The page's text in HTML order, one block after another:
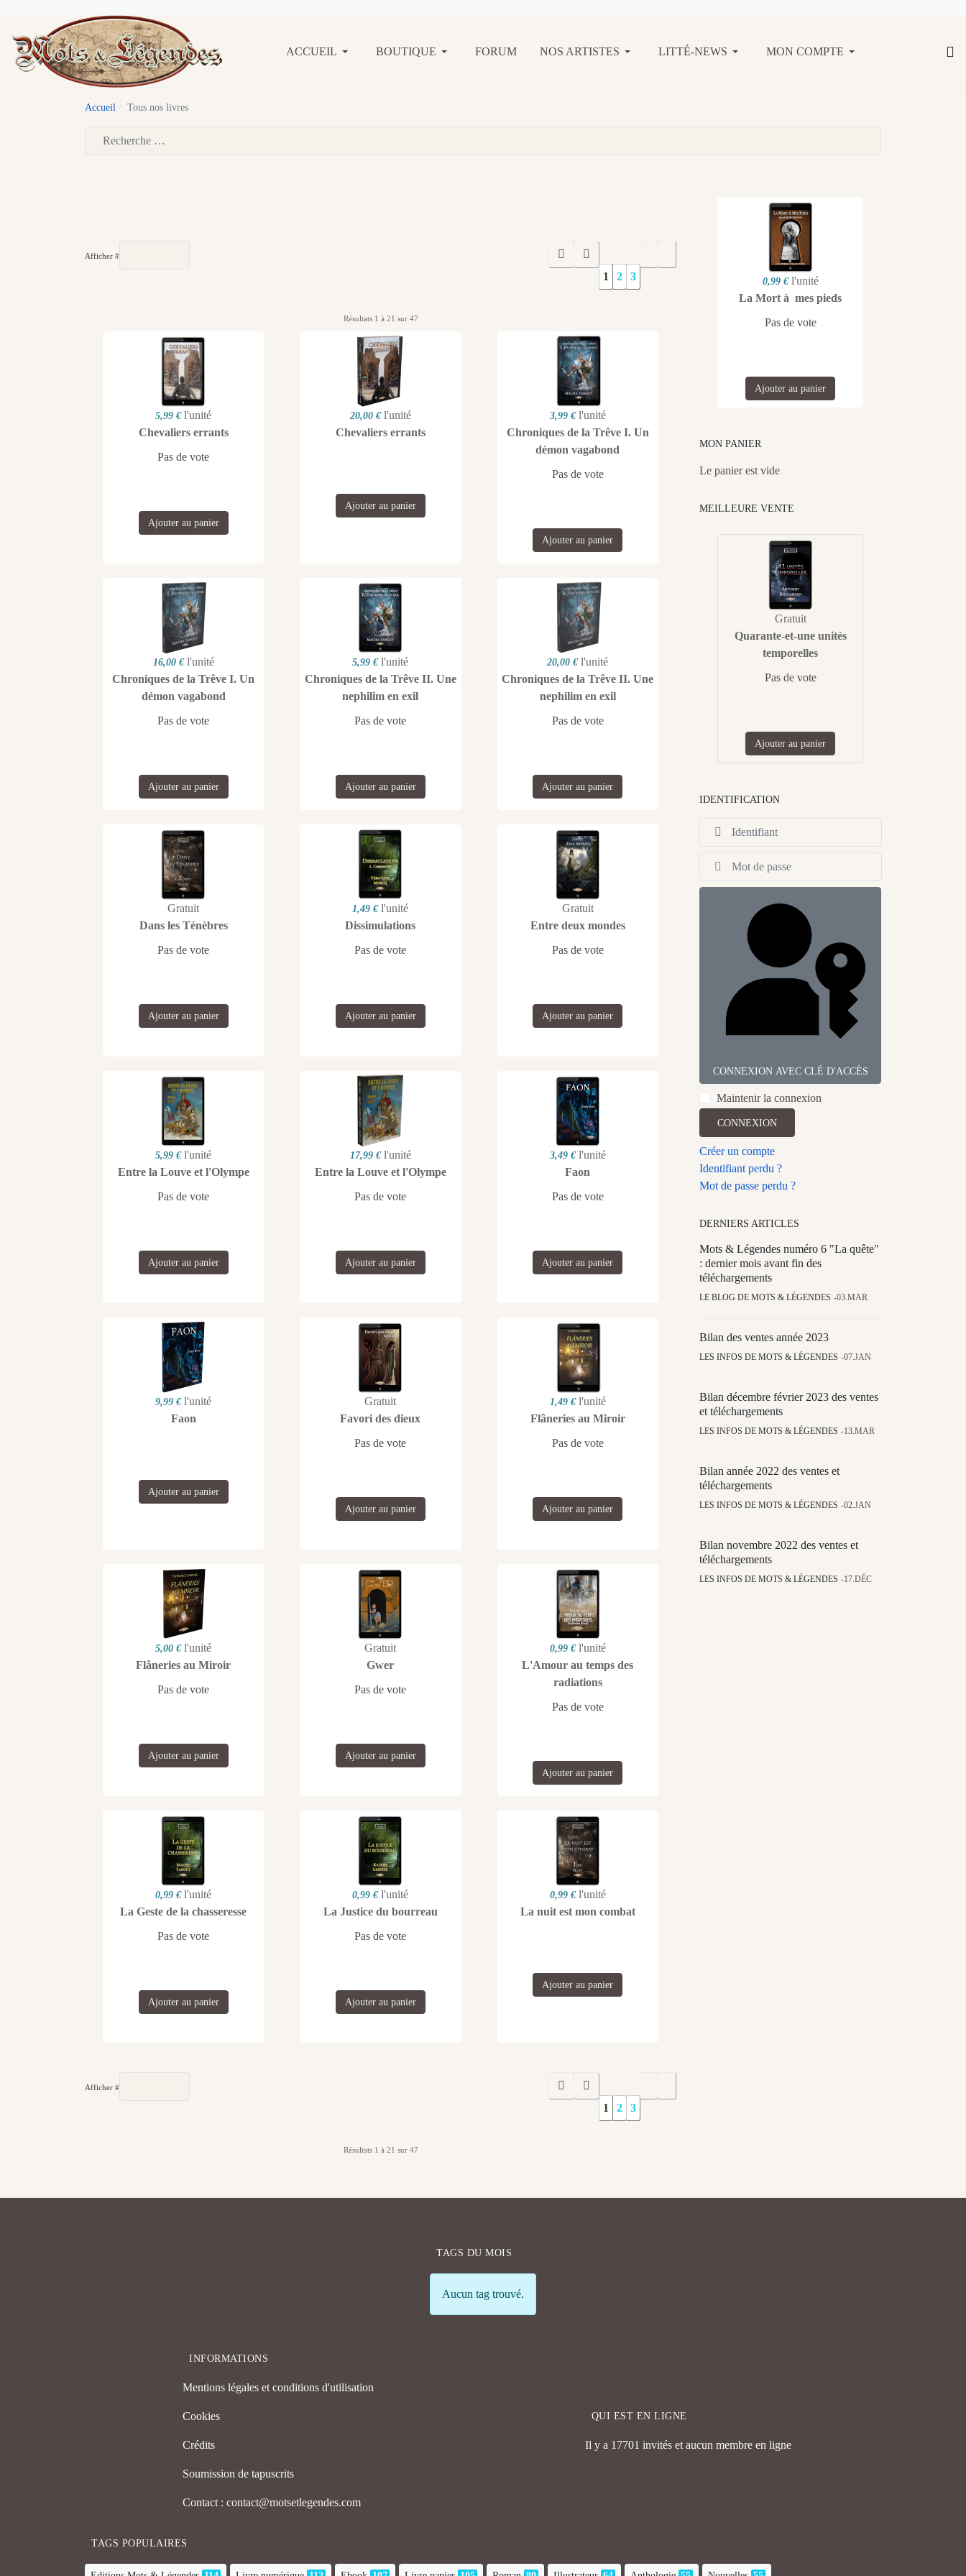
ACCUEIL BOUTIQUE FORUM NOS ARTISTES LITTÉ-NEWS MON COMPTE
Accueil Tous nos livres
Afficher #
1 2 3
Résultats 1 à 21 sur 47
5,99 € l'unité
Chevaliers errants
Pas de vote
Ajouter au panier
20,00 € l'unité
Chevaliers errants
Ajouter au panier
3,99 € l'unité
Chroniques de la Trêve I. Un
démon vagabond
Pas de vote
Ajouter au panier
16,00 € l'unité
Chroniques de la Trêve I. Un
démon vagabond
Pas de vote
Ajouter au panier
5,99 € l'unité
Chroniques de la Trêve II. Une
nephilim en exil
Pas de vote
Ajouter au panier
20,00 € l'unité
Chroniques de la Trêve II. Une
nephilim en exil
Pas de vote
Ajouter au panier
Gratuit
Dans les Ténèbres
Pas de vote
Ajouter au panier
1,49 € l'unité
Dissimulations
Pas de vote
Ajouter au panier
Gratuit
Entre deux mondes
Pas de vote
Ajouter au panier
5,99 € l'unité
Entre la Louve et l'Olympe
Pas de vote
Ajouter au panier
17,99 € l'unité
Entre la Louve et l'Olympe
Pas de vote
Ajouter au panier
3,49 € l'unité
Faon
Pas de vote
Ajouter au panier
9,99 € l'unité
Faon
Ajouter au panier
Gratuit
Favori des dieux
Pas de vote
Ajouter au panier
1,49 € l'unité
Flâneries au Miroir
Pas de vote
Ajouter au panier
5,00 € l'unité
Flâneries au Miroir
Pas de vote
Ajouter au panier
Gratuit
Gwer
Pas de vote
Ajouter au panier
0,99 € l'unité
L'Amour au temps des
radiations
Pas de vote
Ajouter au panier
0,99 € l'unité
La Geste de la chasseresse
Pas de vote
Ajouter au panier
0,99 € l'unité
La Justice du bourreau
Pas de vote
Ajouter au panier
0,99 € l'unité
La nuit est mon combat
Ajouter au panier
Afficher #
1 2 3
Résultats 1 à 21 sur 47
0,99 € l'unité
La Mort à mes pieds
Pas de vote
Ajouter au panier
MON PANIER
Le panier est vide
MEILLEURE VENTE
Gratuit
Quarante-et-une unités
temporelles
Pas de vote
Ajouter au panier
IDENTIFICATION
CONNEXION AVEC CLÉ D'ACCÈS
Maintenir la connexion
CONNEXION
Créer un compte
Identifiant perdu ?
Mot de passe perdu ?
DERNIERS ARTICLES
Mots & Légendes numéro 6 "La quête"
: dernier mois avant fin des
téléchargements
LE BLOG DE MOTS & LÉGENDES 03.MAR
Bilan des ventes année 2023
LES INFOS DE MOTS & LÉGENDES 07.JAN
Bilan décembre février 2023 des ventes
et téléchargements
LES INFOS DE MOTS & LÉGENDES 13.MAR
Bilan année 2022 des ventes et
téléchargements
LES INFOS DE MOTS & LÉGENDES 02.JAN
Bilan novembre 2022 des ventes et
téléchargements
LES INFOS DE MOTS & LÉGENDES 17.DÉC
TAGS DU MOIS
Info
Aucun tag trouvé.
INFORMATIONS
Mentions légales et conditions d'utilisation
Cookies
Crédits
Soumission de tapuscrits
Contact : contact@motsetlegendes.com
QUI EST EN LIGNE
Il y a 17701 invités et aucun membre en ligne
TAGS POPULAIRES